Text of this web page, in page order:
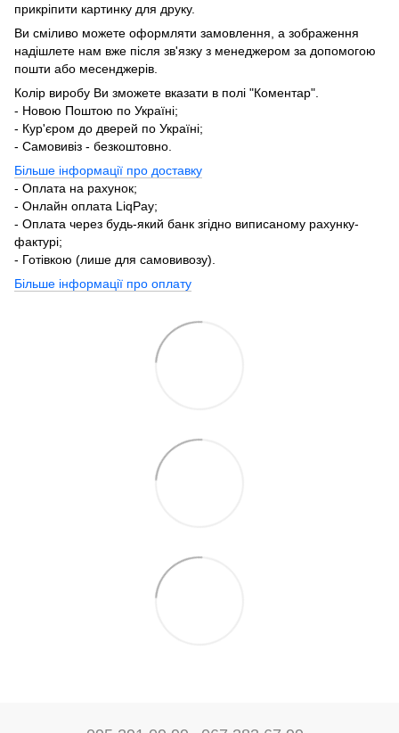
прикріпити картинку для друку.
Ви сміливо можете оформляти замовлення, а зображення
надішлете нам вже після зв'язку з менеджером за допомогою
пошти або месенджерів.
Колір виробу Ви зможете вказати в полі "Коментар".
- Новою Поштою по Україні;
- Кур'єром до дверей по Україні;
- Самовивіз - безкоштовно.
Більше інформації про доставку
- Оплата на рахунок;
- Онлайн оплата LiqPay;
- Оплата через будь-який банк згідно виписаному рахунку-
фактурі;
- Готівкою (лише для самовивозу).
Більше інформації про оплату